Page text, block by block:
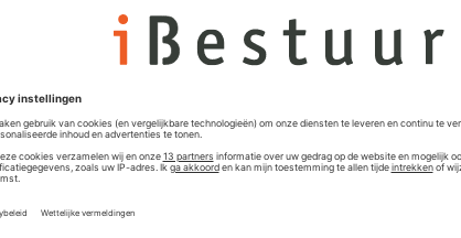
druk bezig met het overhevelen van taken aan Solvinity,
in gevaar komen, maar ondertussen stond Scholtes in
eigenaarschap van het bedrijf’, zegt wethouder Scholtes
FD. KPN valt onder de wet die beschermt tegen ongewenste
Als het eigenaarschap van KPN wisselt, kan het contract
nog meer mogelijkheden hebben, maar zegt te worden